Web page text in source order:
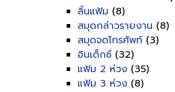
ลิ้นแฟ้ม (8)
สมุดกล่าวรายงาน (8)
สมุดจดโทรศัพท์ (3)
อินเด็กซ์ (32)
แฟ้ม 2 ห่วง (35)
แฟ้ม 3 ห่วง (8)